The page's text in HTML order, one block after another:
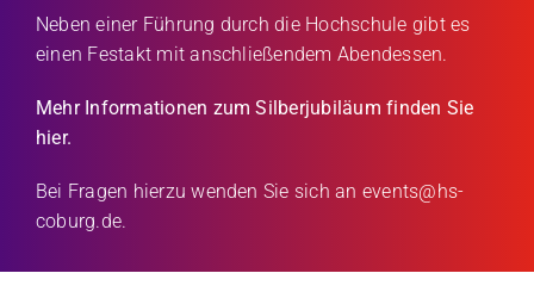
Neben einer Führung durch die Hochschule gibt es
einen Festakt mit anschließendem Abendessen.
Mehr Informationen zum Silberjubiläum finden Sie
hier.
Bei Fragen hierzu wenden Sie sich an events@hs-
coburg.de.